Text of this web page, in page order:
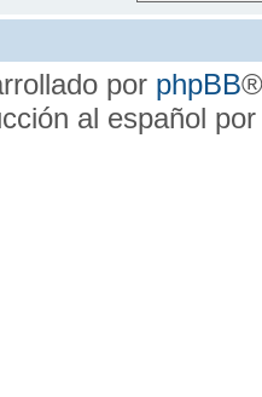
por phpBB
al español